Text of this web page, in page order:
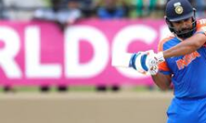
टी-20
सर्वाधिक छक्के
बल्लेबाज, शीर्ष
कब्जा